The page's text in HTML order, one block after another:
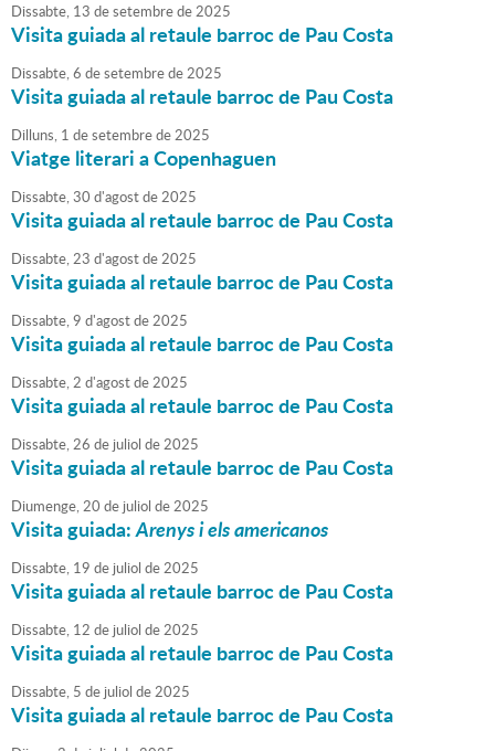
Dissabte, 13 desetembrede2025
Visita guiada al retaule barroc de Pau Costa
Dissabte,6 desetembrede2025
Visita guiada al retaule barroc de Pau Costa
Dilluns, 1 desetembrede2025
Viatge literari a Copenhaguen
Dissabte,30 d'agostde2025
Visita guiada al retaule barroc de Pau Costa
Dissabte,23 d'agostde2025
Visita guiada al retaule barroc de Pau Costa
Dissabte,9 d'agostde2025
Visita guiada al retaule barroc de Pau Costa
Dissabte,2 d'agostde2025
Visita guiada al retaule barroc de Pau Costa
Dissabte,26 de juliol de2025
Visita guiada al retaule barroc de Pau Costa
Diumenge,20 de juliol de2025
Visita guiada:Arenys i els americanos
Dissabte, 19 de juliol de2025
Visita guiada al retaule barroc de Pau Costa
Dissabte, 12 de juliol de2025
Visita guiada al retaule barroc de Pau Costa
Dissabte, 5 de juliol de2025
Visita guiada al retaule barroc de Pau Costa